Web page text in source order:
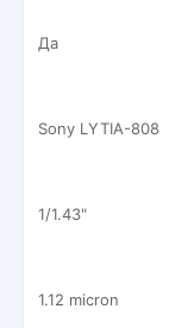
Да
Sony LYTIA-808
1/1.43"
1.12 micron